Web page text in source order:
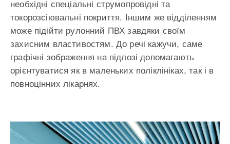
необхідні спеціальні струмопровідні та
токорозсіювальні покриття. Іншим же відділенням
може підійти рулонний ПВХ завдяки своїм
захисним властивостям. До речі кажучи, саме
графічні зображення на підлозі допомагають
орієнтуватися як в маленьких поліклініках, так і в
повноцінних лікарнях.